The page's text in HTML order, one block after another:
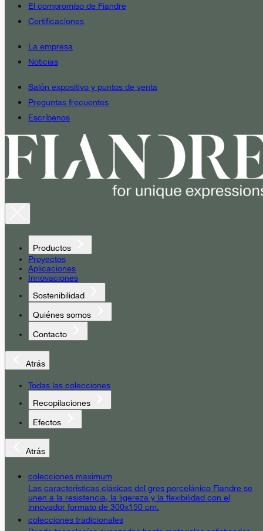
El compromiso de Fiandre
Certificaciones
La empresa
Noticias
Salón expositivo y puntos de venta
Preguntas frecuentes
Escríbenos
Productos
Proyectos
Aplicaciones
Innovaciones
Sostenibilidad
Quiénes somos
Contacto
Atrás
Todas las colecciones
Recopilaciones
Efectos
Atrás
colecciones maximum
Las características clásicas del gres porcelánico Fiandre se
unen a la resistencia, la ligereza y la flexibilidad con el
innovador formato de 300x150 cm.
colecciones tradicionales